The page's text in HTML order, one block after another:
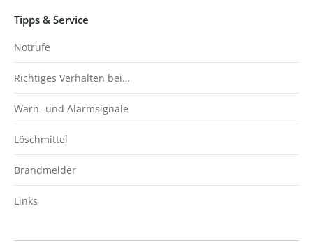
Tipps & Service
Notrufe
Richtiges Verhalten bei…
Warn- und Alarmsignale
Löschmittel
Brandmelder
Links